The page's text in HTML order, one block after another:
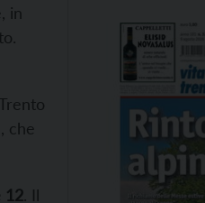
in
che
12. Il